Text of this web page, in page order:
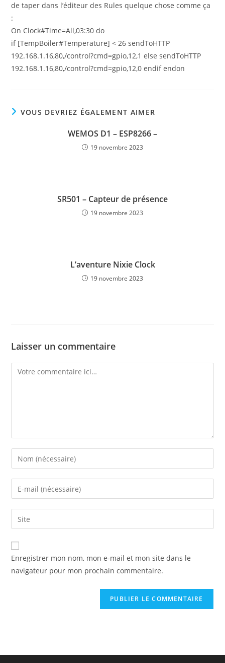
de taper dans l’éditeur des Rules quelque chose comme ça
:
On Clock#Time=All,03:30 do
if [TempBoiler#Temperature] < 26 sendToHTTP
192.168.1.16,80,/control?cmd=gpio,12,1 else sendToHTTP
192.168.1.16,80,/control?cmd=gpio,12,0 endif endon
VOUS DEVRIEZ ÉGALEMENT AIMER
WEMOS D1 – ESP8266 –
19 novembre 2023
SR501 – Capteur de présence
19 novembre 2023
L’aventure Nixie Clock
19 novembre 2023
Laisser un commentaire
Comment
Enter
your
name
comment
Enter
your
email
address
comment
Saisir
l’URL
de
votre
(facultatif)
Enregistrer mon nom, mon e-mail et mon site dans le
navigateur pour mon prochain commentaire.